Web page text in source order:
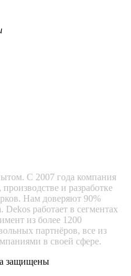
С 2007 года компания
и разработке
Нам доверяют 90%
работает в сегментах
из более 1200
партнёров, все из
в своей сфере.
защищены